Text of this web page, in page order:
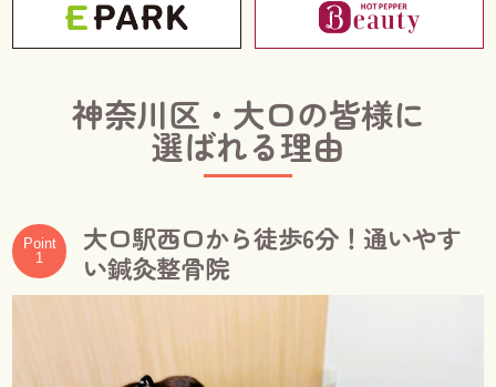
神奈川区・大口の皆様に
選ばれる理由
Point
1
大口駅西口から徒歩6分！通いやす
い鍼灸整骨院